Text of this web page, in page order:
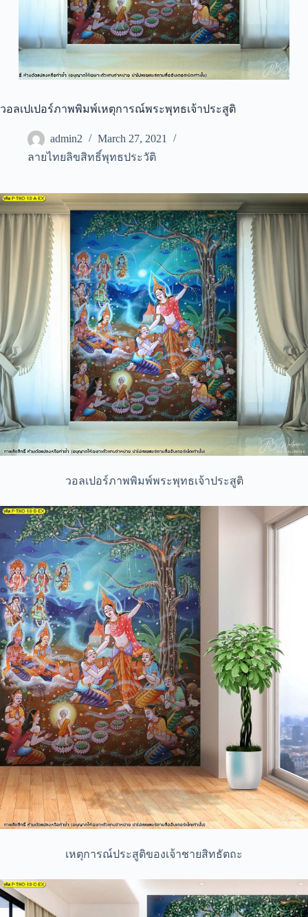
วอลเปเปอร์ภาพพิมพ์เหตุการณ์พระพุทธเจ้าประสูติ
admin2
March 27, 2021
ลายไทยลิขสิทธิ์พุทธประวัติ
วอลเปอร์ภาพพิมพ์พระพุทธเจ้าประสูติ
เหตุการณ์ประสูติของเจ้าชายสิทธัตถะ